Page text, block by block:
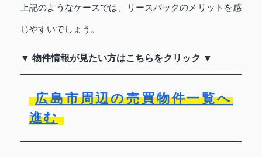
上記のようなケースでは、リースバックのメリットを感
じやすいでしょう。
▼ 物件情報が見たい方はこちらをクリック ▼
広島市周辺の売買物件一覧へ
進む